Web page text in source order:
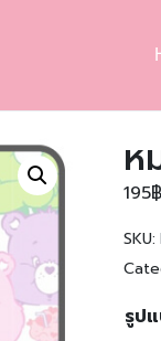
ห
195฿
SKU:
รูป